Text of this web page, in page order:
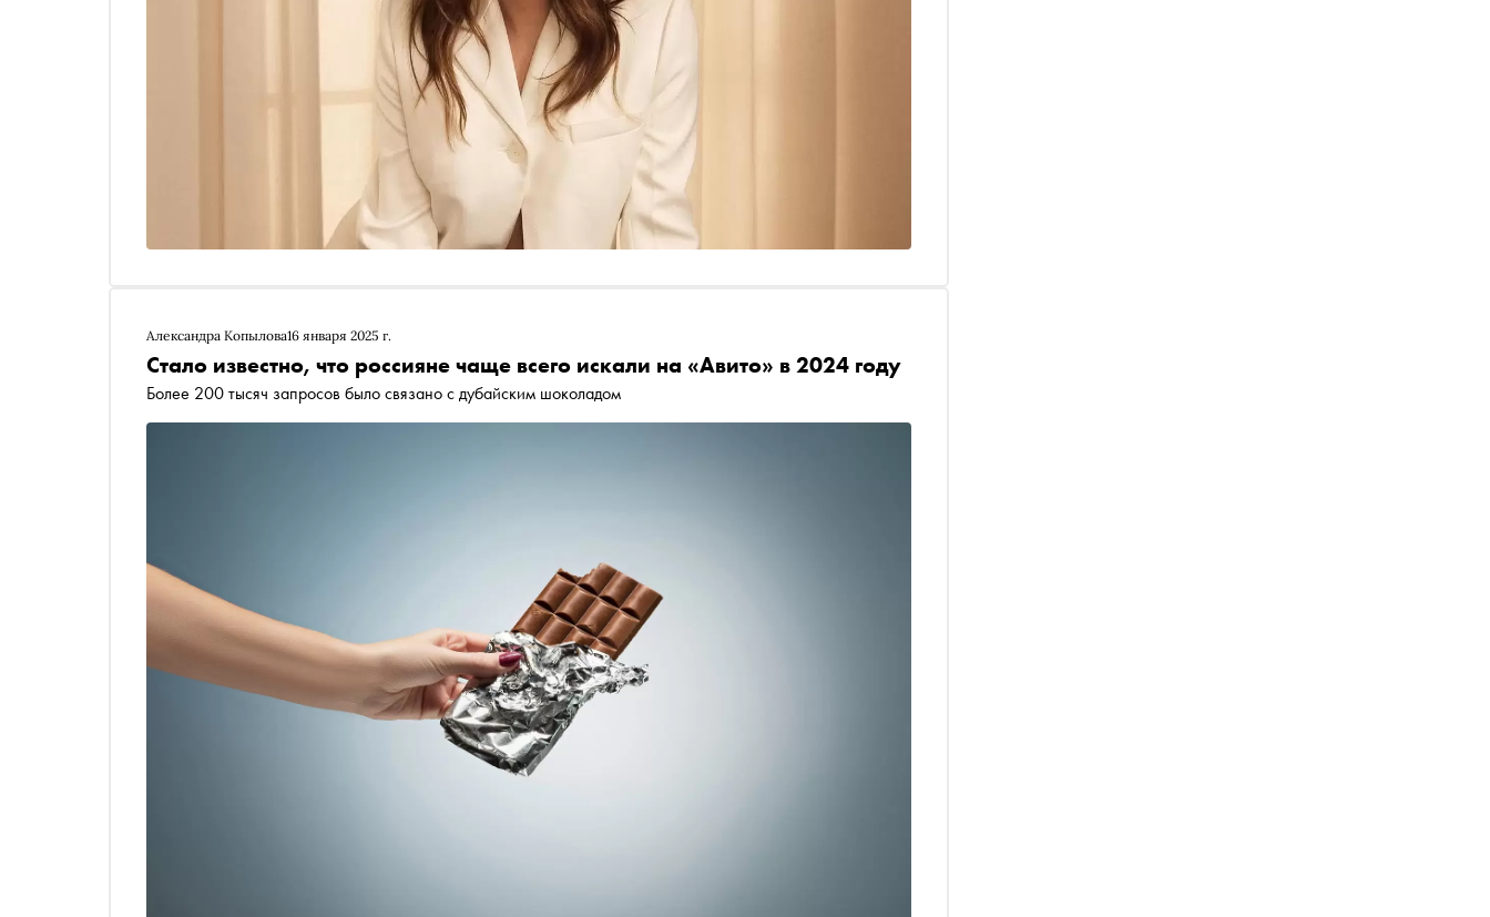
Александра Копылова16 января 2025 г.
Стало известно, что россияне чаще всего искали на «Авито» в 2024 году
Более 200 тысяч запросов было связано с дубайским шоколадом